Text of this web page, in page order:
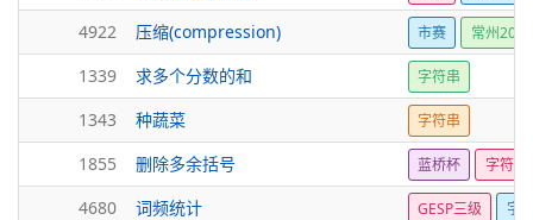
4922 压缩(compression) 市赛 常州2025
1339 求多个分数的和 字符串
1343 种蔬菜 字符串
1855 删除多余括号 蓝桥杯 字符串
4680 词频统计 GESP三级 字